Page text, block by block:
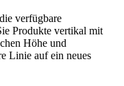
verfügbare
Produkte vertikal mit
Höhe und
Linie auf ein neues